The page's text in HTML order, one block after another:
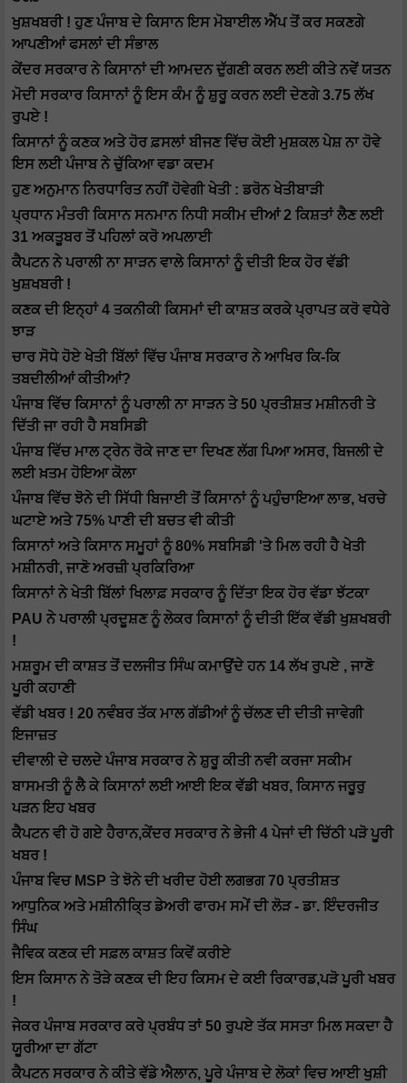
ਖੁਸ਼ਖਬਰੀ ! ਹੁਣ ਪੰਜਾਬ ਦੇ ਕਿਸਾਨ ਇਸ ਮੋਬਾਈਲ ਐੱਪ ਤੋਂ ਕਰ ਸਕਣਗੇ
ਆਪਣੀਆਂ ਫਸਲਾਂ ਦੀ ਸੰਭਾਲ
ਕੇਂਦਰ ਸਰਕਾਰ ਨੇ ਕਿਸਾਨਾਂ ਦੀ ਆਮਦਨ ਦੁੱਗਣੀ ਕਰਨ ਲਈ ਕੀਤੇ ਨਵੇਂ ਯਤਨ
ਮੋਦੀ ਸਰਕਾਰ ਕਿਸਾਨਾਂ ਨੂੰ ਇਸ ਕੰਮ ਨੂੰ ਸ਼ੁਰੂ ਕਰਨ ਲਈ ਦੇਣਗੇ 3.75 ਲੱਖ
ਰੁਪਏ !
ਕਿਸਾਨਾਂ ਨੂੰ ਕਣਕ ਅਤੇ ਹੋਰ ਫ਼ਸਲਾਂ ਬੀਜਣ ਵਿੱਚ ਕੋਈ ਮੁਸ਼ਕਲ ਪੇਸ਼ ਨਾ ਹੋਵੇ
ਇਸ ਲਈ ਪੰਜਾਬ ਨੇ ਚੁੱਕਿਆ ਵਡਾ ਕਦਮ
ਹੁਣ ਅਨੁਮਾਨ ਨਿਰਧਾਰਿਤ ਨਹੀਂ ਹੋਵੇਗੀ ਖੇਤੀ : ਡਰੋਨ ਖੇਤੀਬਾੜੀ
ਪ੍ਰਧਾਨ ਮੰਤਰੀ ਕਿਸਾਨ ਸਨਮਾਨ ਨਿਧੀ ਸਕੀਮ ਦੀਆਂ 2 ਕਿਸ਼ਤਾਂ ਲੈਣ ਲਈ
31 ਅਕਤੂਬਰ ਤੋਂ ਪਹਿਲਾਂ ਕਰੋ ਅਪਲਾਈ
ਕੈਪਟਨ ਨੇ ਪਰਾਲੀ ਨਾ ਸਾੜਨ ਵਾਲੇ ਕਿਸਾਨਾਂ ਨੂੰ ਦੀਤੀ ਇਕ ਹੋਰ ਵੱਡੀ
ਖੁਸ਼ਖਬਰੀ !
ਕਣਕ ਦੀ ਇਨ੍ਹਾਂ 4 ਤਕਨੀਕੀ ਕਿਸਮਾਂ ਦੀ ਕਾਸ਼ਤ ਕਰਕੇ ਪ੍ਰਾਪਤ ਕਰੋ ਵਧੇਰੇ
ਝਾੜ
ਚਾਰ ਸੋਧੇ ਹੋਏ ਖੇਤੀ ਬਿੱਲਾਂ ਵਿੱਚ ਪੰਜਾਬ ਸਰਕਾਰ ਨੇ ਆਖਿਰ ਕਿ-ਕਿ
ਤਬਦੀਲੀਆਂ ਕੀਤੀਆਂ?
ਪੰਜਾਬ ਵਿੱਚ ਕਿਸਾਨਾਂ ਨੂੰ ਪਰਾਲੀ ਨਾ ਸਾੜਨ ਤੇ 50 ਪ੍ਰਤੀਸ਼ਤ ਮਸ਼ੀਨਰੀ ਤੇ
ਦਿੱਤੀ ਜਾ ਰਹੀ ਹੈ ਸਬਸਿਡੀ
ਪੰਜਾਬ ਵਿੱਚ ਮਾਲ ਟ੍ਰੇਨ ਰੋਕੇ ਜਾਣ ਦਾ ਦਿਖਣ ਲੱਗ ਪਿਆ ਅਸਰ, ਬਿਜਲੀ ਦੇ
ਲਈ ਖ਼ਤਮ ਹੋਇਆ ਕੋਲਾ
ਪੰਜਾਬ ਵਿੱਚ ਝੋਨੇ ਦੀ ਸਿੱਧੀ ਬਿਜਾਈ ਤੋਂ ਕਿਸਾਨਾਂ ਨੂੰ ਪਹੁੰਚਾਇਆ ਲਾਭ, ਖਰਚੇ
ਘਟਾਏ ਅਤੇ 75% ਪਾਣੀ ਦੀ ਬਚਤ ਵੀ ਕੀਤੀ
ਕਿਸਾਨਾਂ ਅਤੇ ਕਿਸਾਨ ਸਮੂਹਾਂ ਨੂੰ 80% ਸਬਸਿਡੀ 'ਤੇ ਮਿਲ ਰਹੀ ਹੈ ਖੇਤੀ
ਮਸ਼ੀਨਰੀ, ਜਾਣੋ ਅਰਜ਼ੀ ਪ੍ਰਕਿਰਿਆ
ਕਿਸਾਨਾਂ ਨੇ ਖੇਤੀ ਬਿੱਲਾਂ ਖਿਲਾਫ਼ ਸਰਕਾਰ ਨੂੰ ਦਿੱਤਾ ਇਕ ਹੋਰ ਵੱਡਾ ਝੱਟਕਾ
PAU ਨੇ ਪਰਾਲੀ ਪ੍ਰਦੂਸ਼ਣ ਨੂੰ ਲੇਕਰ ਕਿਸਾਨਾਂ ਨੂੰ ਦੀਤੀ ਇੱਕ ਵੱਡੀ ਖੁਸ਼ਖਬਰੀ
!
ਮਸ਼ਰੂਮ ਦੀ ਕਾਸ਼ਤ ਤੋਂ ਦਲਜੀਤ ਸਿੰਘ ਕਮਾਉਂਦੇ ਹਨ 14 ਲੱਖ ਰੁਪਏ , ਜਾਣੋ
ਪੂਰੀ ਕਹਾਣੀ
ਵੱਡੀ ਖਬਰ ! 20 ਨਵੰਬਰ ਤੱਕ ਮਾਲ ਗੱਡੀਆਂ ਨੂੰ ਚੱਲਣ ਦੀ ਦੀਤੀ ਜਾਵੇਗੀ
ਇਜਾਜ਼ਤ
ਦੀਵਾਲੀ ਦੇ ਚਲਦੇ ਪੰਜਾਬ ਸਰਕਾਰ ਨੇ ਸ਼ੁਰੂ ਕੀਤੀ ਨਵੀ ਕਰਜਾ ਸਕੀਮ
ਬਾਸਮਤੀ ਨੂੰ ਲੈ ਕੇ ਕਿਸਾਨਾਂ ਲਈ ਆਈ ਇਕ ਵੱਡੀ ਖਬਰ, ਕਿਸਾਨ ਜਰੂਰੁ
ਪੜਨ ਇਹ ਖਬਰ
ਕੈਪਟਨ ਵੀ ਹੋ ਗਏ ਹੈਰਾਨ,ਕੇਂਦਰ ਸਰਕਾਰ ਨੇ ਭੇਜੀ 4 ਪੇਜਾਂ ਦੀ ਚਿੱਠੀ ਪੜੋ ਪੂਰੀ
ਖਬਰ !
ਪੰਜਾਬ ਵਿਚ MSP ਤੇ ਝੋਨੇ ਦੀ ਖਰੀਦ ਹੋਈ ਲਗਭਗ 70 ਪ੍ਰਤੀਸ਼ਤ
ਆਧੁਨਿਕ ਅਤੇ ਮਸ਼ੀਨੀਕਿ੍ਤ ਡੇਅਰੀ ਫਾਰਮ ਸਮੇਂ ਦੀ ਲੋੜ - ਡਾ. ਇੰਦਰਜੀਤ
ਸਿੰਘ
ਜੈਵਿਕ ਕਣਕ ਦੀ ਸਫ਼ਲ ਕਾਸ਼ਤ ਕਿਵੇਂ ਕਰੀਏ
ਇਸ ਕਿਸਾਨ ਨੇ ਤੋੜੇ ਕਣਕ ਦੀ ਇਹ ਕਿਸਮ ਦੇ ਕਈ ਰਿਕਾਰਡ,ਪੜੋ ਪੂਰੀ ਖਬਰ
!
ਜੇਕਰ ਪੰਜਾਬ ਸਰਕਾਰ ਕਰੇ ਪ੍ਰਬੰਧ ਤਾਂ 50 ਰੁਪਏ ਤੱਕ ਸਸਤਾ ਮਿਲ ਸਕਦਾ ਹੈ
ਯੂਰੀਆ ਦਾ ਗੱਟਾ
ਕੈਪਟਨ ਸਰਕਾਰ ਨੇ ਕੀਤੇ ਵੱਡੇ ਐਲਾਨ, ਪੂਰੇ ਪੰਜਾਬ ਦੇ ਲੋਕਾਂ ਵਿਚ ਆਈ ਖੁਸ਼ੀ